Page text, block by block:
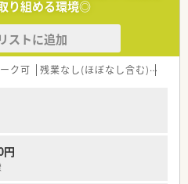
定期的に実施予定です
すので、薬剤師として幅広い経験を積
れております
してその方針が同じであれば、アプ
員間のコミュニケーションの活性化
営を行いたい方
り組める環境◎
ストに追加
ク可 残業なし(ほぼなし含む)
円